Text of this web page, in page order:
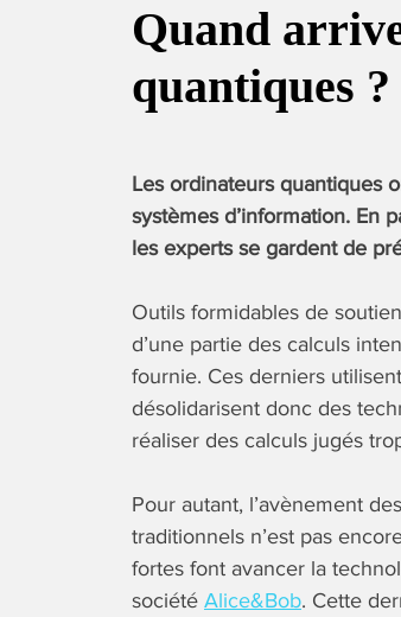
Quand
quantiques ?
Les ordinateurs quantiques
systèmes d’information. En
les experts se gardent de
Outils formidables de
d’une partie des calculs
fournie. Ces derniers
désolidarisent donc des
réaliser des calculs jugés
Pour autant, l’avènement
traditionnels n’est pas
fortes font avancer la
société Alice&Bob. Cette